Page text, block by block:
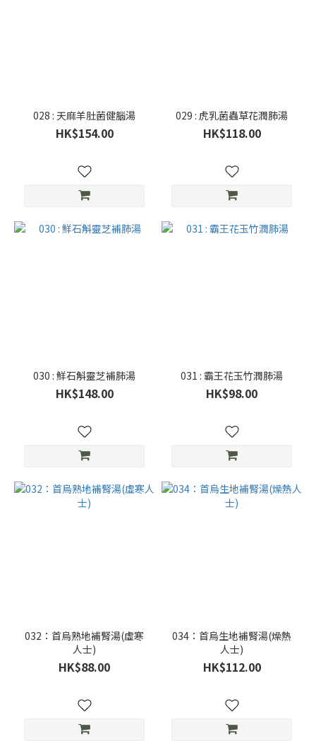
028 : 天麻羊肚菌健腦湯
HK$154.00
029 : 虎乳菌蟲草花潤肺湯
HK$118.00
030 : 鮮石斛靈芝補肺湯
HK$148.00
031 : 霸王花玉竹潤肺湯
HK$98.00
032：首烏熟地補腎湯(虛寒
人士)
HK$88.00
034：首烏生地補腎湯(燥熱
人士)
HK$112.00